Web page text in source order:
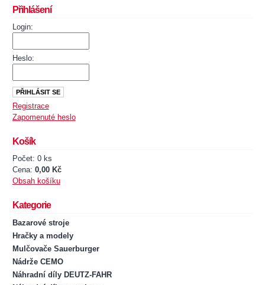
Přihlášení
Login:
Heslo:
Registrace
Zapomenuté heslo
Košík
Počet: 0 ks
Cena: 0,00 Kč
Obsah košíku
Kategorie
Bazarové stroje
Hračky a modely
Mulčovače Sauerburger
Nádrže CEMO
Náhradní díly DEUTZ-FAHR